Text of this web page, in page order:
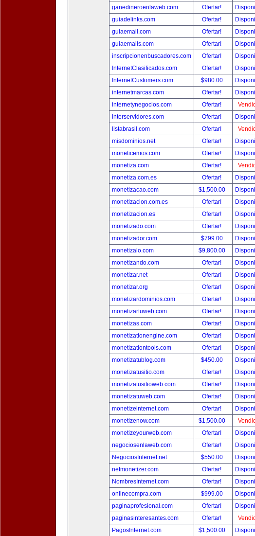
ganedineroenlaweb.com
Ofertar!
guiadelinks.com
Ofertar!
guiaemail.com
Ofertar!
guiaemails.com
Ofertar!
inscripcionenbuscadores.com
Ofertar!
InternetClasificados.com
Ofertar!
InternetCustomers.com
$980.00
internetmarcas.com
Ofertar!
internetynegocios.com
Ofertar!
interservidores.com
Ofertar!
listabrasil.com
Ofertar!
misdominios.net
Ofertar!
moneticemos.com
Ofertar!
monetiza.com
Ofertar!
monetiza.com.es
Ofertar!
monetizacao.com
$1,500.00
monetizacion.com.es
Ofertar!
monetizacion.es
Ofertar!
monetizado.com
Ofertar!
monetizador.com
$799.00
monetizalo.com
$9,800.00
monetizando.com
Ofertar!
monetizar.net
Ofertar!
monetizar.org
Ofertar!
monetizardominios.com
Ofertar!
monetizartuweb.com
Ofertar!
monetizas.com
Ofertar!
monetizationengine.com
Ofertar!
monetizationtools.com
Ofertar!
monetizatublog.com
$450.00
monetizatusitio.com
Ofertar!
monetizatusitioweb.com
Ofertar!
monetizatuweb.com
Ofertar!
monetizeinternet.com
Ofertar!
monetizenow.com
$1,500.00
monetizeyourweb.com
Ofertar!
negociosenlaweb.com
Ofertar!
NegociosInternet.net
$550.00
netmonetizer.com
Ofertar!
NombresInternet.com
Ofertar!
onlinecompra.com
$999.00
paginaprofesional.com
Ofertar!
paginasinteresantes.com
Ofertar!
PagosInternet.com
$1,500.00